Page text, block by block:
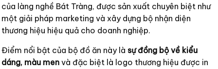
của làng nghề Bát Tràng, được sản xuất chuyên biệt như
một giải pháp marketing và xây dựng bộ nhận diện
thương hiệu hiệu quả cho doanh nghiệp.
Điểm nổi bật của bộ đồ ăn này là sự đồng bộ về kiểu
dáng, màu men và đặc biệt là logo thương hiệu được in